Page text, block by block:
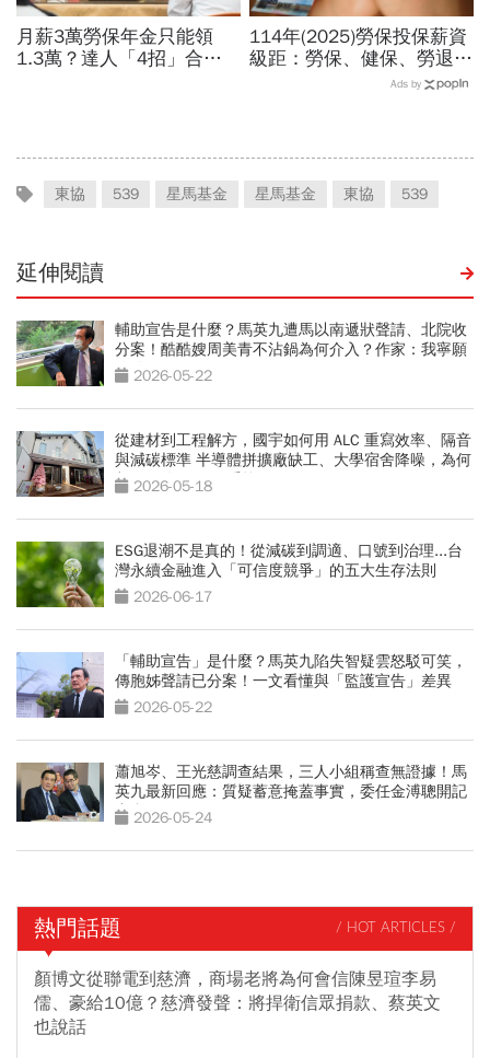
月薪3萬勞保年金只能領
1.3萬？達人「4招」合法
114年(2025)勞保投保薪資
級距：勞保、健保、勞退提
撥！自己負擔多少勞保健保
Ads by
東協 539 星馬基金 星馬基金 東協 539
延伸閱讀
輔助宣告是什麼？馬英九遭馬以南遞狀聲請、北院收
分案！酷酷嫂周美青不沾鍋為何介入？作家：我寧願
信她2026-05-22
從建材到工程解方，國宇如何用 ALC 重寫效率、隔音
與減碳標準 半導體拼擴廠缺工、大學宿舍降噪，為何
都開始改用 ALC 系統？
2026-05-18
ESG退潮不是真的！從減碳到調適、口號到治理...台
灣永續金融進入「可信度競爭」的五大生存法則
2026-06-17
「輔助宣告」是什麼？馬英九陷失智疑雲怒駁可笑，
傳胞姊聲請已分案！一文看懂與「監護宣告」差異
2026-05-22
蕭旭岑、王光慈調查結果，三人小組稱查無證據！馬
英九最新回應：質疑蓄意掩蓋事實，委任金溥聰開記
者會2026-05-24
熱門話題 / HOT ARTICLES /
顏博文從聯電到慈濟，商場老將為何會信陳昱瑄李易
儒、豪給10億？慈濟發聲：將捍衛信眾捐款、蔡英文
也說話